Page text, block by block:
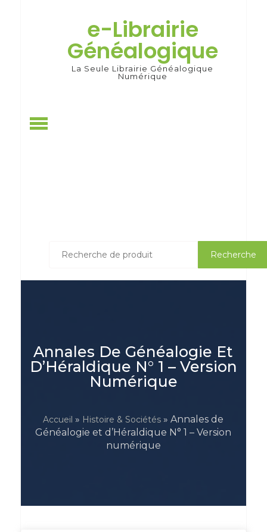
e-Librairie
Généalogique
La Seule Librairie Généalogique
Numérique
pour :
Recherche
Annales De Généalogie Et
D’Héraldique N° 1 – Version
Numérique
Accueil » Histoire & Sociétés » Annales de
Généalogie et d’Héraldique N° 1 – Version
numérique